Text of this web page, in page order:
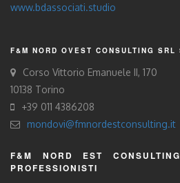
www.bdassociati.studio
F&M NORD OVEST CONSULTING SRL
Corso Vittorio Emanuele II, 170
10138 Torino
+39 011 4386208
mondovi@fmnordestconsulting.it
F&M NORD EST
PROFESSIONISTI